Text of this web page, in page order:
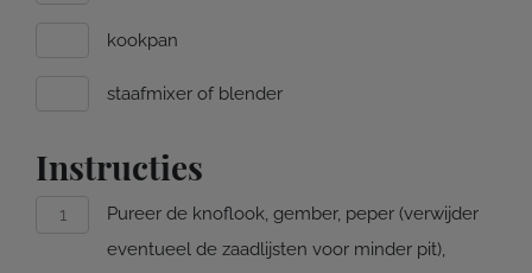
kookpan
staafmixer of blender
Instructies
Pureer de knoflook, gember, peper (verwijder
eventueel de zaadlijsten voor minder pit),